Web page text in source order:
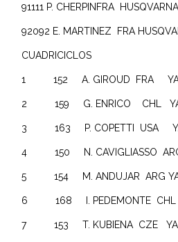
91111 P. CHERPINFRA
92092 E. MARTINEZ FRA
CUADRICICLOS
1 152 A. GIROUD FRA
2 159 G. ENRICO CHL
3 163 P. COPETTI USA
4 150 N. CAVIGLIASSO
5 154 M. ANDUJAR ARG
6 168 I. PEDEMONTE
7 153 T. KUBIENA CZE